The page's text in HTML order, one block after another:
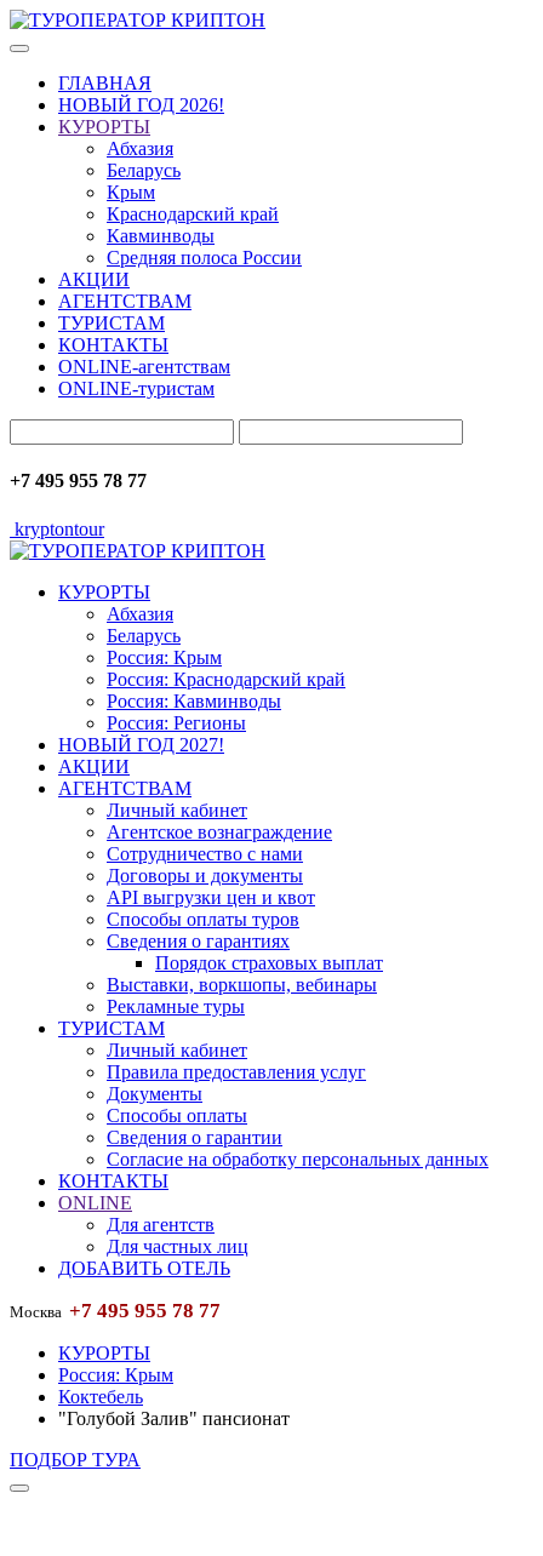
ГЛАВНАЯ
НОВЫЙ ГОД 2026!
КУРОРТЫ
Абхазия
Беларусь
Крым
Краснодарский край
Кавминводы
Средняя полоса России
АКЦИИ
АГЕНТСТВАМ
ТУРИСТАМ
КОНТАКТЫ
ONLINE-агентствам
ONLINE-туристам
+7 495 955 78 77
kryptontour
КУРОРТЫ
Абхазия
Беларусь
Россия: Крым
Россия: Краснодарский край
Россия: Кавминводы
Россия: Регионы
НОВЫЙ ГОД 2027!
АКЦИИ
АГЕНТСТВАМ
Личный кабинет
Агентское вознаграждение
Сотрудничество с нами
Договоры и документы
API выгрузки цен и квот
Способы оплаты туров
Сведения о гарантиях
Порядок страховых выплат
Выставки, воркшопы, вебинары
Рекламные туры
ТУРИСТАМ
Личный кабинет
Правила предоставления услуг
Документы
Способы оплаты
Сведения о гарантии
Согласие на обработку персональных данных
КОНТАКТЫ
ONLINE
Для агентств
Для частных лиц
ДОБАВИТЬ ОТЕЛЬ
Москва +7 495 955 78 77
КУРОРТЫ
Россия: Крым
Коктебель
"Голубой Залив" пансионат
ПОДБОР ТУРА